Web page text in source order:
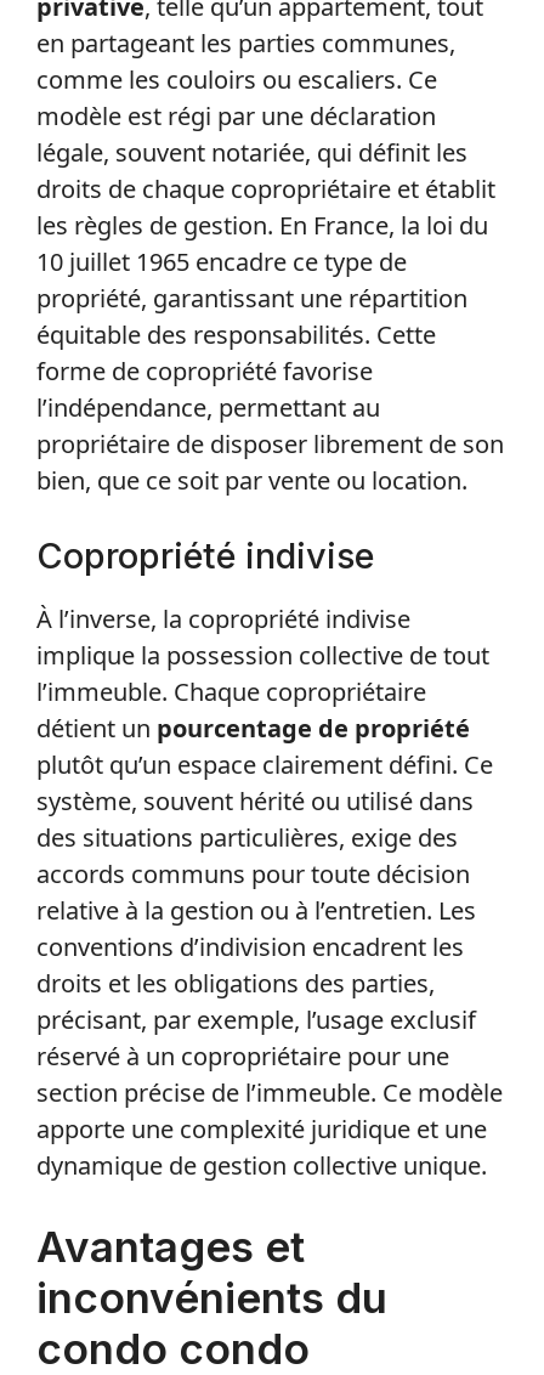
en partageant les parties communes,
comme les couloirs ou escaliers. Ce
modèle est régi par une déclaration
légale, souvent notariée, qui définit les
droits de chaque copropriétaire et établit
les règles de gestion. En France, la loi du
10 juillet 1965 encadre ce type de
propriété, garantissant une répartition
équitable des responsabilités. Cette
forme de copropriété favorise
l’indépendance, permettant au
propriétaire de disposer librement de son
bien, que ce soit par vente ou location.
Copropriété indivise
À l’inverse, la copropriété indivise
implique la possession collective de tout
l’immeuble. Chaque copropriétaire
détient un pourcentage de propriété
plutôt qu’un espace clairement défini. Ce
système, souvent hérité ou utilisé dans
des situations particulières, exige des
accords communs pour toute décision
relative à la gestion ou à l’entretien. Les
conventions d’indivision encadrent les
droits et les obligations des parties,
précisant, par exemple, l’usage exclusif
réservé à un copropriétaire pour une
section précise de l’immeuble. Ce modèle
apporte une complexité juridique et une
dynamique de gestion collective unique.
Avantages et
inconvénients du
condo condo